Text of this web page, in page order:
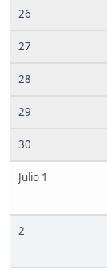
26
27
28
29
30
Julio 1
2